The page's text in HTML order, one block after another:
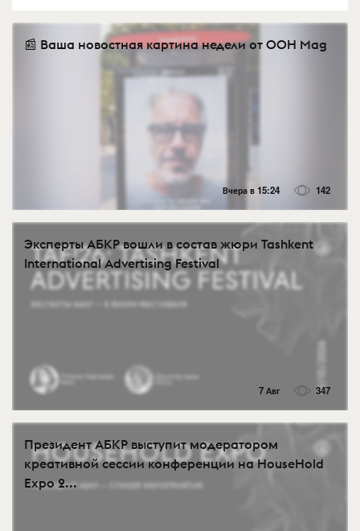
📰 Ваша новостная картина недели от OOH Mag
Вчера в 15:24 142
Эксперты АБКР вошли в состав жюри Tashkent
International Advertising Festival
7 Авг 347
Президент АБКР выступит модератором
креативной сессии конференции на HouseHold
Expo 2...